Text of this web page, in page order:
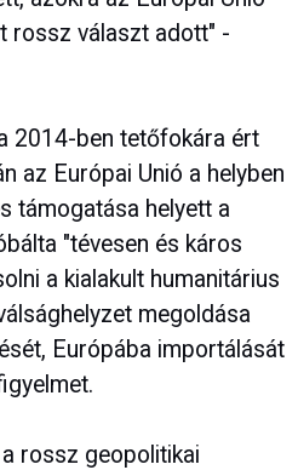
rossz választ adott" -
2014-ben tetőfokára ért
az Európai Unió a helyben
támogatása helyett a
"tévesen és káros
a kialakult humanitárius
megoldása
Európába importálását
rossz geopolitikai